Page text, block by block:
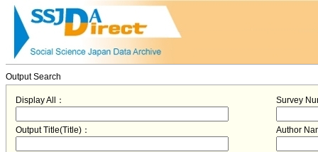
Output Search
Display All： Survey
Output Title(Title)： Author